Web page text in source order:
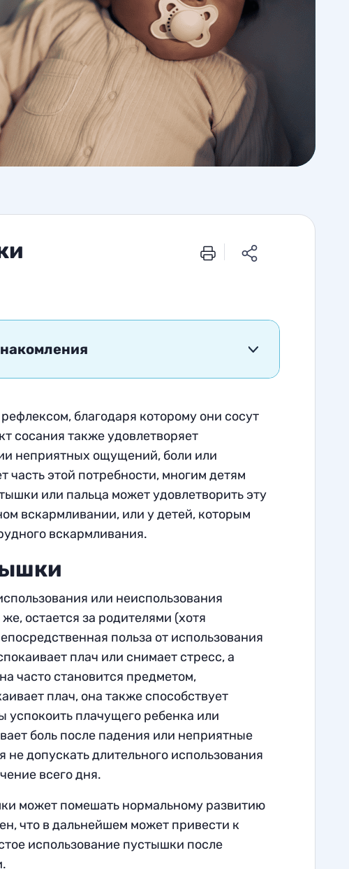
благодаря которому они сосут
сосания также удовлетворяет
неприятных ощущений, боли или
часть этой потребности, многим детям
или пальца может удовлетворить эту
вскармливании, или у детей, которым
вскармливания.
или неиспользования
остается за родителями (хотя
польза от использования
плач или снимает стресс, а
часто становится предметом,
плач, она также способствует
успокоить плачущего ребенка или
боль после падения или неприятные
допускать длительного использования
всего дня.
может помешать нормальному развитию
что в дальнейшем может привести к
использование пустышки после